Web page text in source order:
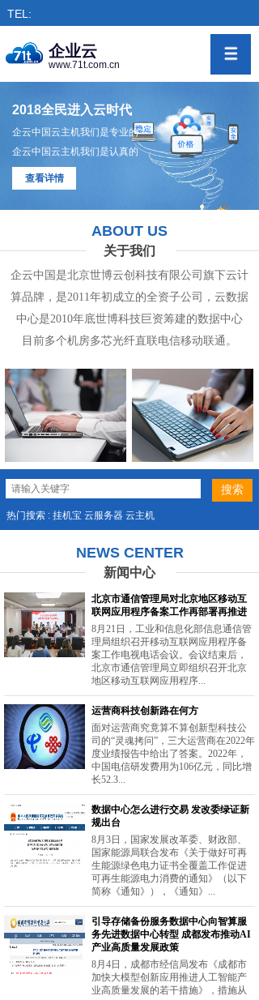
TEL:
企业云
www.71t.com.cn
2018全民进入云时代
企云中国云主机我们是专业的
企云中国云主机我们是认真的
查看详情
ABOUT US
关于我们
企云中国是北京世博云创科技有限公司旗下云计
算品牌，是2011年初成立的全资子公司， 云数据
中心是2010年底世博科技巨资筹建的数据中心
目前多个机房多芯光纤直联电信移动联通。
热门搜索 : 挂机宝 云服务器 云主机
NEWS CENTER
新闻中心
北京市通信管理局对北京地区移动互
联网应用程序备案工作再部署再推进
8月21日，工业和信息化部信息通信管
理局组织召开移动互联网应用程序备
案工作电视电话会议。会议结束后，
北京市通信管理局立即组织召开北京
地区移动互联网应用程序...
运营商科技创新路在何方
面对运营商究竟算不算创新型科技公
司的“灵魂拷问”，三大运营商在2022年
度业绩报告中给出了答案。2022年，
中国电信研发费用为106亿元，同比增
长52.3...
数据中心怎么进行交易 发改委绿证新
规出台
8月3日，国家发展改革委、财政部、
国家能源局联合发布《关于做好可再
生能源绿色电力证书全覆盖工作促进
可再生能源电力消费的通知》（以下
简称《通知》），《通知》...
引导存储备份服务数据中心向智算服
务先进数据中心转型 成都发布推动AI
产业高质量发展政策
8月4日，成都市经信局发布《成都市
加快大模型创新应用推进人工智能产
业高质量发展的若干措施》，措施从